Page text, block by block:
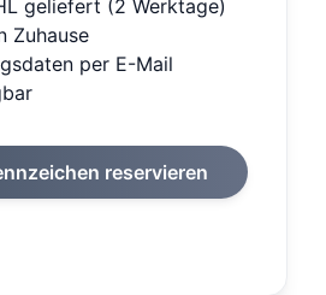
geliefert (2 Werktage)
Zuhause
per E-Mail
reservieren